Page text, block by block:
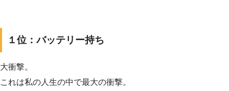
１位：バッテリー持ち
大衝撃。
これは私の人生の中で最大の衝撃。